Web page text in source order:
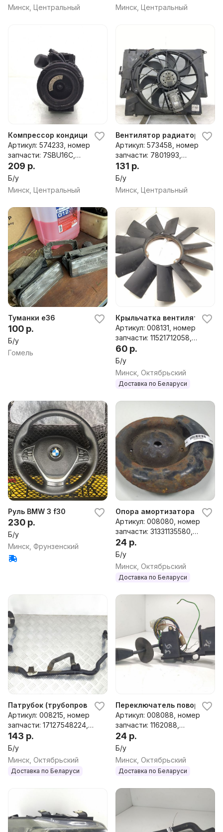
Минск, Центральный
Минск, Центральный
Компрессор кондиционера BMW 3 E46, 2001 г.
Артикул: 574233, номер
запчасти: 7SBU16C,
4472208025, 06C11878
209 р.
Б/у
Минск, Центральный
Вентилятор радиатора
Артикул: 573458, номер
запчасти: 7801993,
0130303941
131 р.
Б/у
Минск, Центральный
Туманки е36
100 р.
Б/у
Гомель
Крыльчатка вентилятора
Артикул: 008131, номер
запчасти: 11521712058,
1712058
60 р.
Б/у
Минск, Октябрьский
Доставка по Беларуси
Руль BMW 3 f30
230 р.
Б/у
Минск, Фрунзенский
Опора амортизатора
Артикул: 008080, номер
запчасти: 31331135580,
1135580
24 р.
Б/у
Минск, Октябрьский
Доставка по Беларуси
Патрубок (трубопровод, шланг) BMW 3 E90/E91/E92/E93,
Артикул: 008215, номер
запчасти: 17127548224,
7548224, 17127548225,
7548225, 17127548212,
7548212
143 р.
Б/у
Минск, Октябрьский
Доставка по Беларуси
Переключатель поворотов
Артикул: 008088, номер
запчасти: 1162088,
32311162088
24 р.
Б/у
Минск, Октябрьский
Доставка по Беларуси